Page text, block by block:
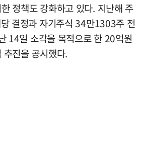
정책도 강화하고 있다. 지난해 주
결정과 자기주식 34만1303주 전
14일 소각을 목적으로 한 20억원
진을 공시했다.